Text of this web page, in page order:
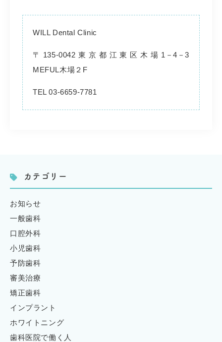
WILL Dental Clinic
〒 135-0042 東京都江東区木場 1 －4 －3
MEFUL木場２ F
TEL 03-6659-7781
カテゴリー
お知らせ
一般歯科
口腔外科
小児歯科
予防歯科
審美治療
矯正歯科
インプラント
ホワイトニング
歯科医院で働く人